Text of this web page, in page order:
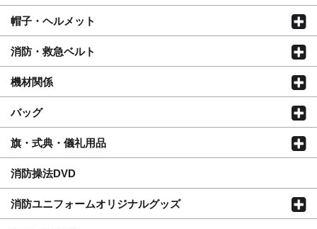
帽子・ヘルメット
消防・救急ベルト
機材関係
バッグ
旗・式典・儀礼用品
消防操法DVD
消防ユニフォームオリジナルグッズ